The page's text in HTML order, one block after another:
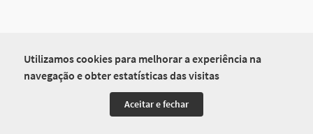
Utilizamos cookies para melhorar a experiência na
navegação e obter estatísticas das visitas
Aceitar e fechar